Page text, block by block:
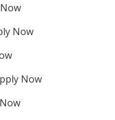
Now
Now